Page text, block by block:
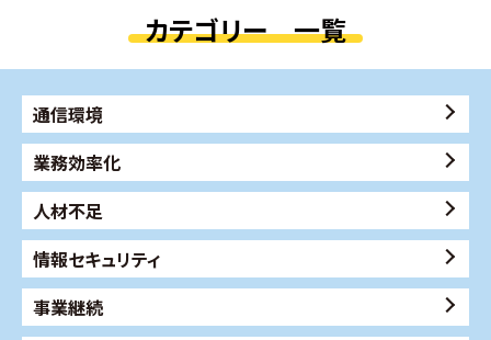
カテゴリー 一覧
通信環境
業務効率化
人材不足
情報セキュリティ
事業継続